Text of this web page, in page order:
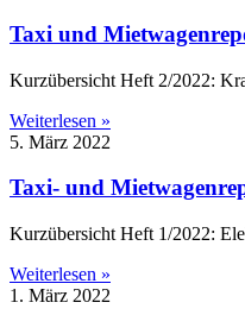
Taxi und
Kurzübersicht Heft 2/2022:
Weiterlesen »
5. März 2022
Taxi- und
Kurzübersicht Heft 1/2022:
Weiterlesen »
1. März 2022